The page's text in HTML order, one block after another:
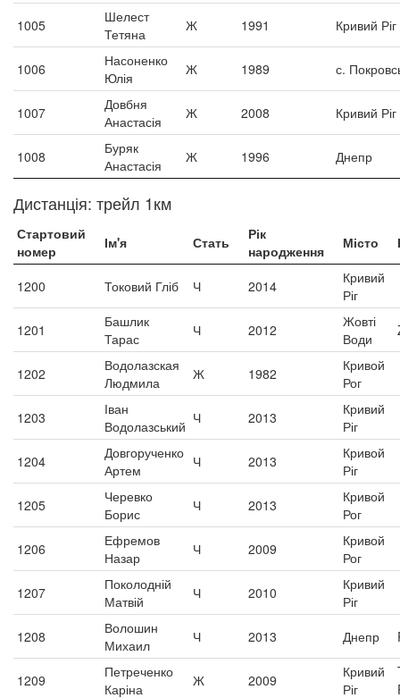
1005
Шелест
Тетяна
Ж 1991 Кривий Ріг
1006
Насоненко
Юлія
Ж 1989 с.
1007
Довбня
Анастасія
Ж 2008 Кривий Ріг
1008
Буряк
Анастасія
Ж 1996 Днепр
Дистанція: трейл 1км
Стартовий
номер
Ім'я Стать
Рік
народження
Місто
1200 Токовий Гліб Ч 2014
Кривий
Ріг
1201
Башлик
Тарас
Ч 2012
Жовті
Води
1202
Водолазская
Людмила
Ж 1982
Кривой
Рог
1203
Іван
Водолазський Ч 2013
Кривий
Ріг
1204
Довгорученко
Артем
Ч 2013
Кривой
Ріг
1205
Черевко
Борис
Ч 2013
Кривой
Рог
1206
Ефремов
Назар
Ч 2009
Кривой
Рог
1207
Поколодній
Матвій
Ч 2010
Кривий
Ріг
1208
Волошин
Михаил
Ч 2013 Днепр
1209
Петреченко
Каріна
Ж 2009
Кривий
Ріг